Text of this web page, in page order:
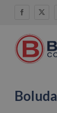
Facebook
X